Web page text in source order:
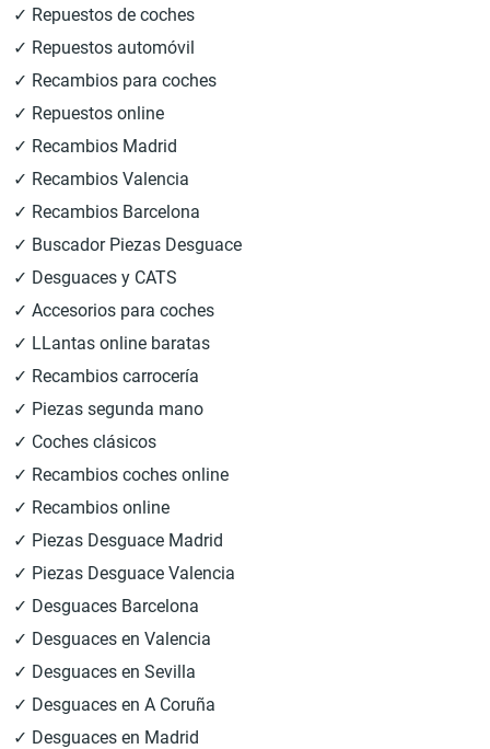
✓ Repuestos de coches
✓ Repuestos automóvil
✓ Recambios para coches
✓ Repuestos online
✓ Recambios Madrid
✓ Recambios Valencia
✓ Recambios Barcelona
✓ Buscador Piezas Desguace
✓ Desguaces y CATS
✓ Accesorios para coches
✓ LLantas online baratas
✓ Recambios carrocería
✓ Piezas segunda mano
✓ Coches clásicos
✓ Recambios coches online
✓ Recambios online
✓ Piezas Desguace Madrid
✓ Piezas Desguace Valencia
✓ Desguaces Barcelona
✓ Desguaces en Valencia
✓ Desguaces en Sevilla
✓ Desguaces en A Coruña
✓ Desguaces en Madrid